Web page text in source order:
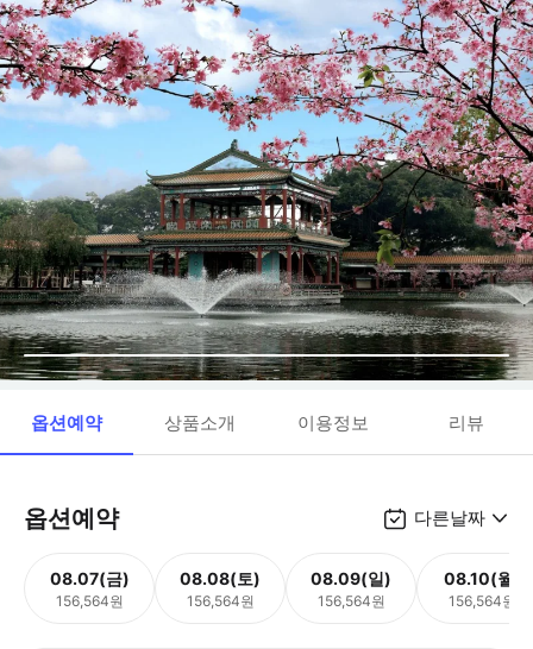
옵션예약 상품소개 이용정보 리뷰
옵션예약 다른날짜
08.07(금)
156,564원
08.08(토)
156,564원
08.09(일)
156,564원
08.10(월)
156,564원